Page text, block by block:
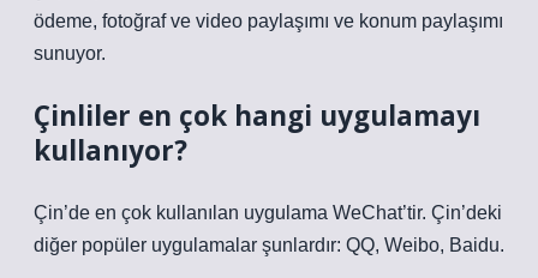
ödeme, fotoğraf ve video paylaşımı ve konum paylaşımı
sunuyor.
Çinliler en çok hangi uygulamayı
kullanıyor?
Çin’de en çok kullanılan uygulama WeChat’tir. Çin’deki
diğer popüler uygulamalar şunlardır: QQ, Weibo, Baidu.